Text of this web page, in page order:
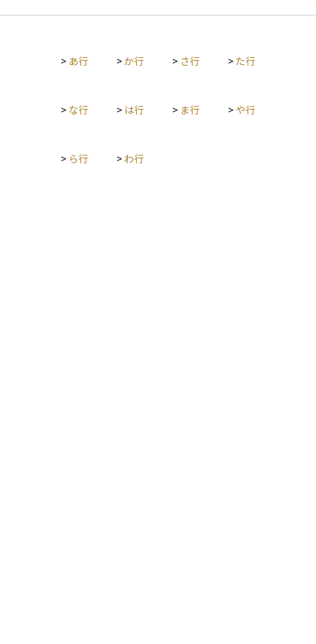
は自分のお金がどこに投資されているかを直接選ぶことはでき
> あ行 >か行 > さ行 > た行
> な行 > は行 > ま行 > や行
> ら行 > わ行